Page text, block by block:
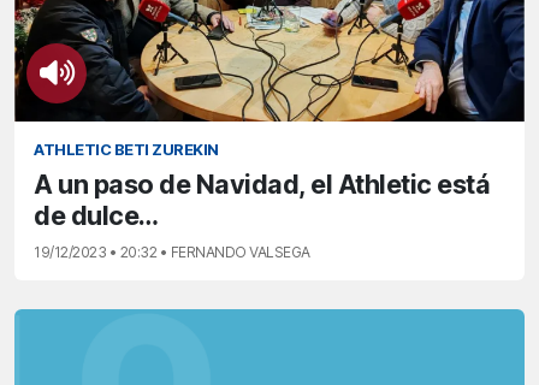
ATHLETIC BETI ZUREKIN
A un paso de Navidad, el Athletic está
de dulce…
19/12/2023 • 20:32 • FERNANDO VALSEGA